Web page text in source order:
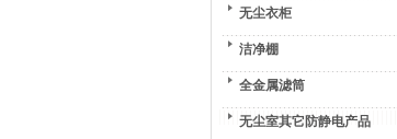
无尘衣柜
洁净棚
全金属滤筒
无尘室其它防静电产品